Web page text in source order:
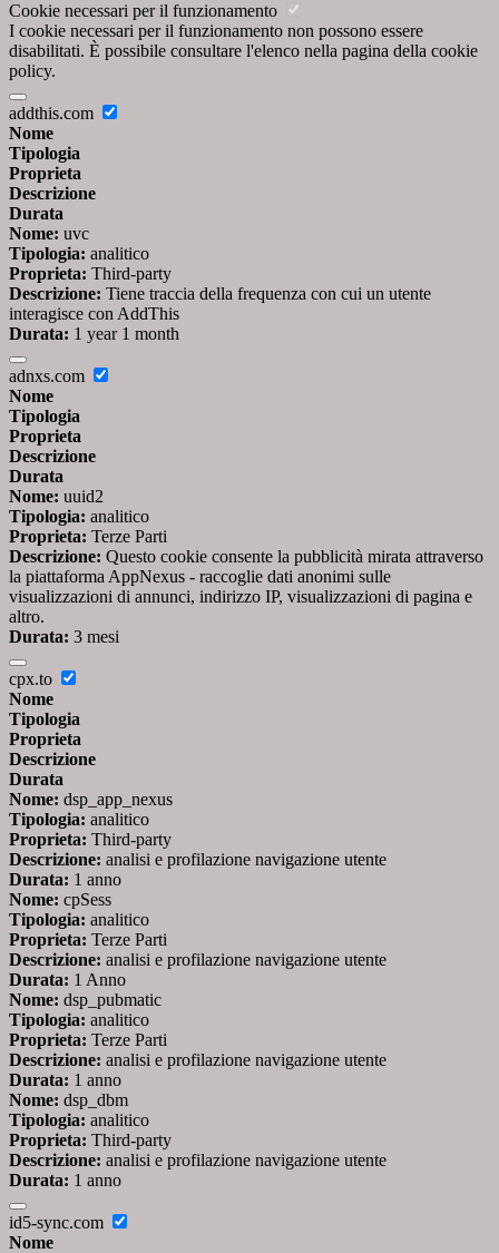
Cookie necessari per il funzionamento
I cookie necessari per il funzionamento non possono essere
disabilitati. È possibile consultare l'elenco nella pagina della cookie
policy.
addthis.com
Nome
Tipologia
Proprieta
Descrizione
Durata
Nome: uvc
Tipologia: analitico
Proprieta: Third-party
Descrizione: Tiene traccia della frequenza con cui un utente
interagisce con AddThis
Durata: 1 year 1 month
adnxs.com
Nome
Tipologia
Proprieta
Descrizione
Durata
Nome: uuid2
Tipologia: analitico
Proprieta: Terze Parti
Descrizione: Questo cookie consente la pubblicità mirata attraverso
la piattaforma AppNexus - raccoglie dati anonimi sulle
visualizzazioni di annunci, indirizzo IP, visualizzazioni di pagina e
altro.
Durata: 3 mesi
cpx.to
Nome
Tipologia
Proprieta
Descrizione
Durata
Nome: dsp_app_nexus
Tipologia: analitico
Proprieta: Third-party
Descrizione: analisi e profilazione navigazione utente
Durata: 1 anno
Nome: cpSess
Tipologia: analitico
Proprieta: Terze Parti
Descrizione: analisi e profilazione navigazione utente
Durata: 1 Anno
Nome: dsp_pubmatic
Tipologia: analitico
Proprieta: Terze Parti
Descrizione: analisi e profilazione navigazione utente
Durata: 1 anno
Nome: dsp_dbm
Tipologia: analitico
Proprieta: Third-party
Descrizione: analisi e profilazione navigazione utente
Durata: 1 anno
id5-sync.com
Nome